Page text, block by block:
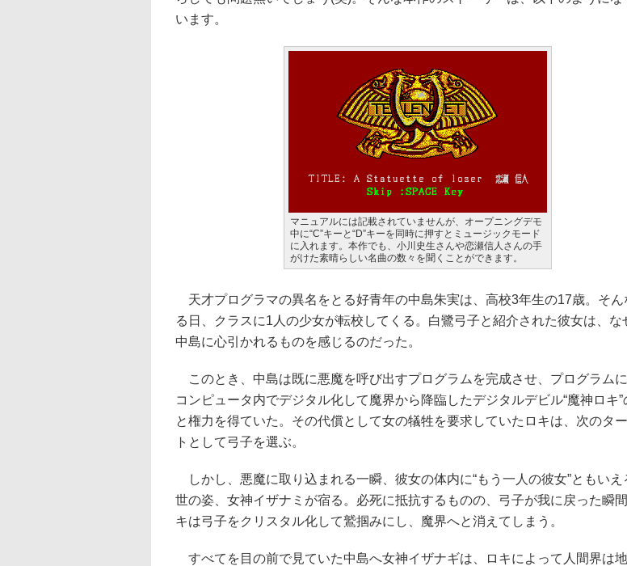
います。
マニュアルには記載されていませんが、オープニングデモ
中に“C”キーと“D”キーを同時に押すとミュージックモード
に入れます。本作でも、小川史生さんや恋瀬信人さんの手
がけた素晴らしい名曲の数々を聞くことができます。
天才プログラマの異名をとる好青年の中島朱実は、高校3年生の17歳。そん
る日、クラスに1人の少女が転校してくる。白鷺弓子と紹介された彼女は、な
中島に心引かれるものを感じるのだった。
このとき、中島は既に悪魔を呼び出すプログラムを完成させ、プログラム
コンピュータ内でデジタル化して魔界から降臨したデジタルデビル“魔神ロキ”
と権力を得ていた。その代償として女の犠牲を要求していたロキは、次のタ
トとして弓子を選ぶ。
しかし、悪魔に取り込まれる一瞬、彼女の体内に“もう一人の彼女”ともいえ
世の姿、女神イザナミが宿る。必死に抵抗するものの、弓子が我に戻った瞬
キは弓子をクリスタル化して鷲掴みにし、魔界へと消えてしまう。
すべてを目の前で見ていた中島へ女神イザナギは、ロキによって人間界は